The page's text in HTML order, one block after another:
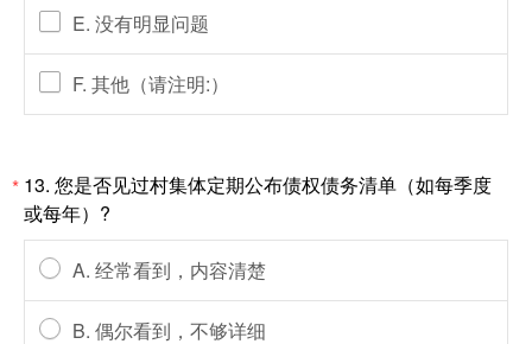
E. 没有明显问题
F. 其他（请注明:）
* 13. 您是否见过村集体定期公布债权债务清单（如每季度
或每年）?
A. 经常看到，内容清楚
B. 偶尔看到，不够详细